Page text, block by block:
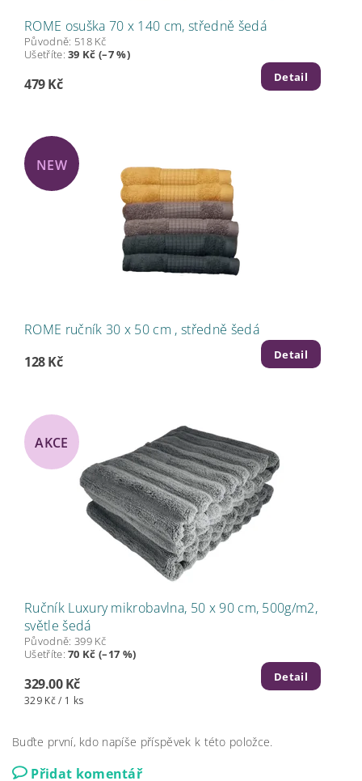
ROME osuška 70 x 140 cm, středně šedá
Původně: 518 Kč
Ušetříte:39 Kč (–7 %)
479 Kč Detail
NEW
ROME ručník 30 x 50 cm , středně šedá
128 Kč
Detail
AKCE
Ručník Luxury mikrobavlna, 50 x 90 cm, 500g/m2,
světle šedá
Původně: 399 Kč
Ušetříte:70 Kč (–17 %)
329.00 Kč
329 Kč / 1 ks
Detail
Buďte první, kdo napíše příspěvek k této položce.
Přidat komentář